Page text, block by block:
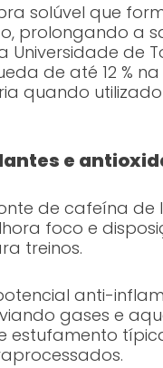
solúvel que
prolongando a
Universidade de
de até 12 %
quando
e
de cafeína de
foco e
treinos.
anti-
gases e
estufamento